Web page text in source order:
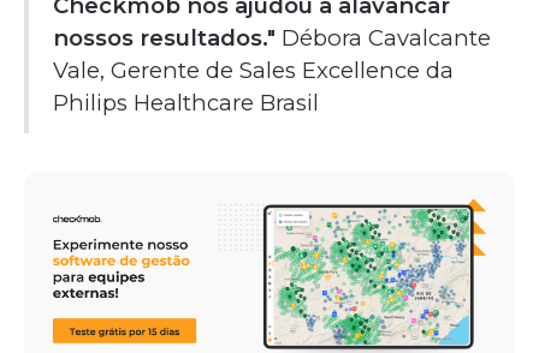
nossos resultados." Débora Cavalcante
Vale, Gerente de Sales Excellence da
Philips Healthcare Brasil